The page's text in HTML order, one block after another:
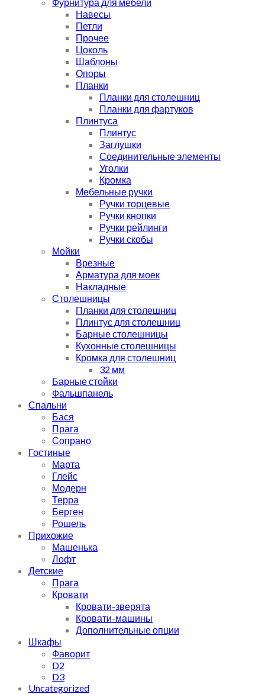
Навесы
Петли
Прочее
Цоколь
Шаблоны
Опоры
Планки
Планки для столешниц
Планки для фартуков
Плинтуса
Плинтус
Заглушки
Соединительные элементы
Уголки
Кромка
Мебельные ручки
Ручки торцевые
Ручки кнопки
Ручки рейлинги
Ручки скобы
Мойки
Врезные
Арматура для моек
Накладные
Столешницы
Планки для столешниц
Плинтус для столешниц
Барные столешницы
Кухонные столешницы
Кромка для столешниц
32 мм
Барные стойки
Фальшпанель
Спальни
Бася
Прага
Сопрано
Гостиные
Марта
Глейс
Модерн
Терра
Берген
Рошель
Прихожие
Машенька
Лофт
Детские
Прага
Кровати
Кровати-зверята
Кровати-машины
Дополнительные опции
Шкафы
Фаворит
D2
D3
Uncategorized